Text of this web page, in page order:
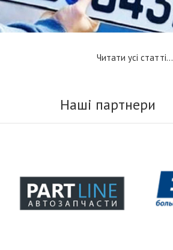
Читати усі статті...
Наші партнери